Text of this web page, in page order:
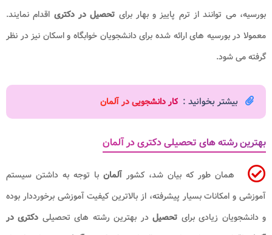
بورسیه، می توانند از ترم پاییز و بهار برای تحصیل در دکتری اقدام نمایند.
معمولا در بورسیه های ارائه شده برای دانشجویان خوابگاه و اسکان نیز در نظر
گرفته می شود.
بیشتر بخوانید : کار دانشجویی در آلمان
بهترین رشته های تحصیلی دکتری در آلمان
همان طور که بیان شد، کشور آلمان با توجه به داشتن سیستم
آموزشی و امکانات بسیار پیشرفته، از بالاترین کیفیت آموزشی برخورددار بوده
و دانشجویان زیادی برای تحصیلدر بهترین رشته های تحصیلی دکتری در